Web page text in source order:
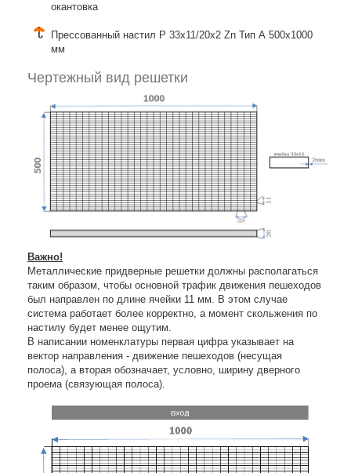
окантовка
Прессованный настил Р 33х11/20х2 Zn Тип А 500х1000
мм
Чертежный вид решетки
Важно!
Металлические придверные решетки должны располагаться
таким образом, чтобы основной трафик движения пешеходов
был направлен по длине ячейки 11 мм. В этом случае
система работает более корректно, а момент скольжения по
настилу будет менее ощутим.
В написании номенклатуры первая цифра указывает на
вектор направления - движение пешеходов (несущая
полоса), а вторая обозначает, условно, ширину дверного
проема (связующая полоса).